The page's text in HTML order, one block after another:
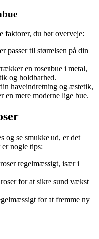
faktorer, du bør overveje:
passer til størrelsen på din
en rosenbue i metal,
og holdbarhed.
haveindretning og æstetik,
en mere moderne lige bue.
og se smukke ud, er det
nogle tips:
regelmæssigt, især i
for at sikre sund vækst
for at fremme ny